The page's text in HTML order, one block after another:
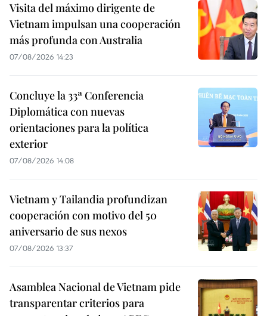
Visita del máximo dirigente de
Vietnam impulsan una cooperación
más profunda con Australia
07/08/2026 14:23
Concluye la 33ª Conferencia
Diplomática con nuevas
orientaciones para la política
exterior
07/08/2026 14:08
Vietnam y Tailandia profundizan
cooperación con motivo del 50
aniversario de sus nexos
07/08/2026 13:37
Asamblea Nacional de Vietnam pide
transparentar criterios para